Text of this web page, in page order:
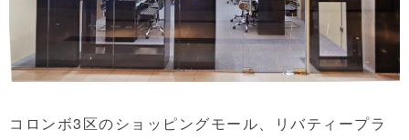
コロンボ3区のショッピングモール、リバティープラ